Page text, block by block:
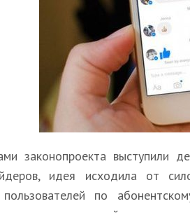
законопроекта
идея исходила от
пользователей по